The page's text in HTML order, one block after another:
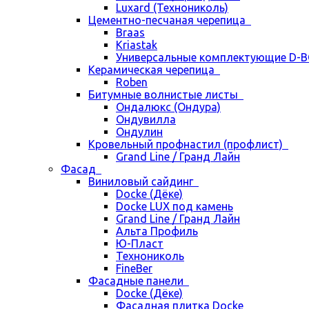
Luxard (Технониколь)
Цементно-песчаная черепица
Braas
Kriastak
Универсальные комплектующие D-
Керамическая черепица
Roben
Битумные волнистые листы
Ондалюкс (Ондура)
Ондувилла
Ондулин
Кровельный профнастил (профлист)
Grand Line / Гранд Лайн
Фасад
Виниловый сайдинг
Docke (Дёке)
Docke LUX под камень
Grand Line / Гранд Лайн
Альта Профиль
Ю-Пласт
Технониколь
FineBer
Фасадные панели
Docke (Дёке)
Фасадная плитка Docke